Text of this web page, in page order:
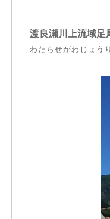
渡良瀬川上流域足
わたらせがわじょう